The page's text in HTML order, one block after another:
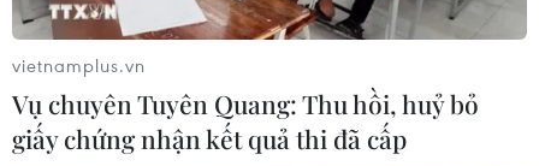
#Uber #Xe điện
#Công ty khởi nghiệp
vietnamplus.vn
Vụ chuyên Tuyên Quang: Thu hồi, huỷ bỏ
giấy chứng nhận kết quả thi đã cấp